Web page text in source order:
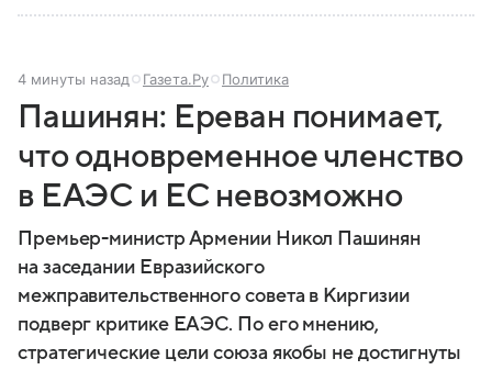
4 минуты назад Газета.Ру Политика
Пашинян: Ереван понимает,
что одновременное членство
в ЕАЭС и ЕС невозможно
Премьер-министр Армении Никол Пашинян
на заседании Евразийского
межправительственного совета в Киргизии
подверг критике ЕАЭС. По его мнению,
стратегические цели союза якобы не достигнуты